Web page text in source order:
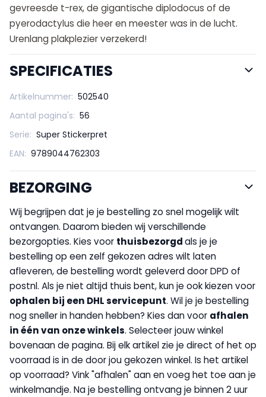
gevreesde t-rex, de gigantische diplodocus of de
pyerodactylus die heer en meester was in de lucht.
Urenlang plakplezier verzekerd!
SPECIFICATIES
Artikelnummer: 502540
Aantal pagina's: 56
Serie: Super Stickerpret
EAN: 9789044762303
BEZORGING
Wij begrijpen dat je je bestelling zo snel mogelijk wilt
ontvangen. Daarom bieden wij verschillende
bezorgopties. Kies voor thuisbezorgdals je je
bestelling op een zelf gekozen adres wilt laten
afleveren, de bestelling wordt geleverd door DPD of
postnl. Als je niet altijd thuis bent, kun je ook kiezen voor
ophalen bij een DHL servicepunt. Wil je je bestelling
nog sneller in handen hebben? Kies dan voor afhalen
in één van onze winkels. Selecteer jouw winkel
bovenaan de pagina. Bij elk artikel zie je direct of het op
voorraad is in de door jou gekozen winkel. Is het artikel
op voorraad? Vink "afhalen" aan en voeg het toe aan je
winkelmandje. Na je bestelling ontvang je binnen 2 uur